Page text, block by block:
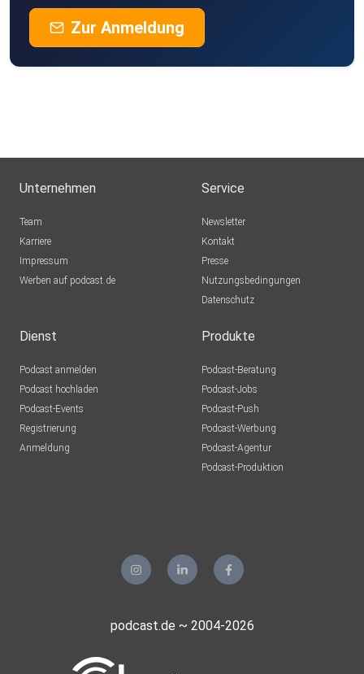
Zur Anmeldung
Unternehmen
Team
Karriere
Impressum
Werben auf podcast.de
Service
Newsletter
Kontakt
Presse
Nutzungsbedingungen
Datenschutz
Dienst
Podcast anmelden
Podcast hochladen
Podcast-Events
Registrierung
Anmeldung
Produkte
Podcast-Beratung
Podcast-Jobs
Podcast-Push
Podcast-Werbung
Podcast-Agentur
Podcast-Produktion
podcast.de ~ 2004-2026